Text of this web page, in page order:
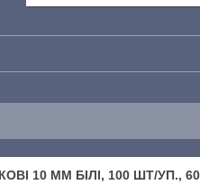
10 ММ БІЛІ, 100 ШТ/УП.,